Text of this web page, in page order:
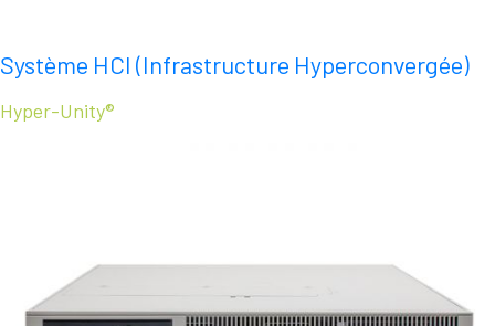
Système HCI (Infrastructure Hyperconvergée)
Hyper-Unity®